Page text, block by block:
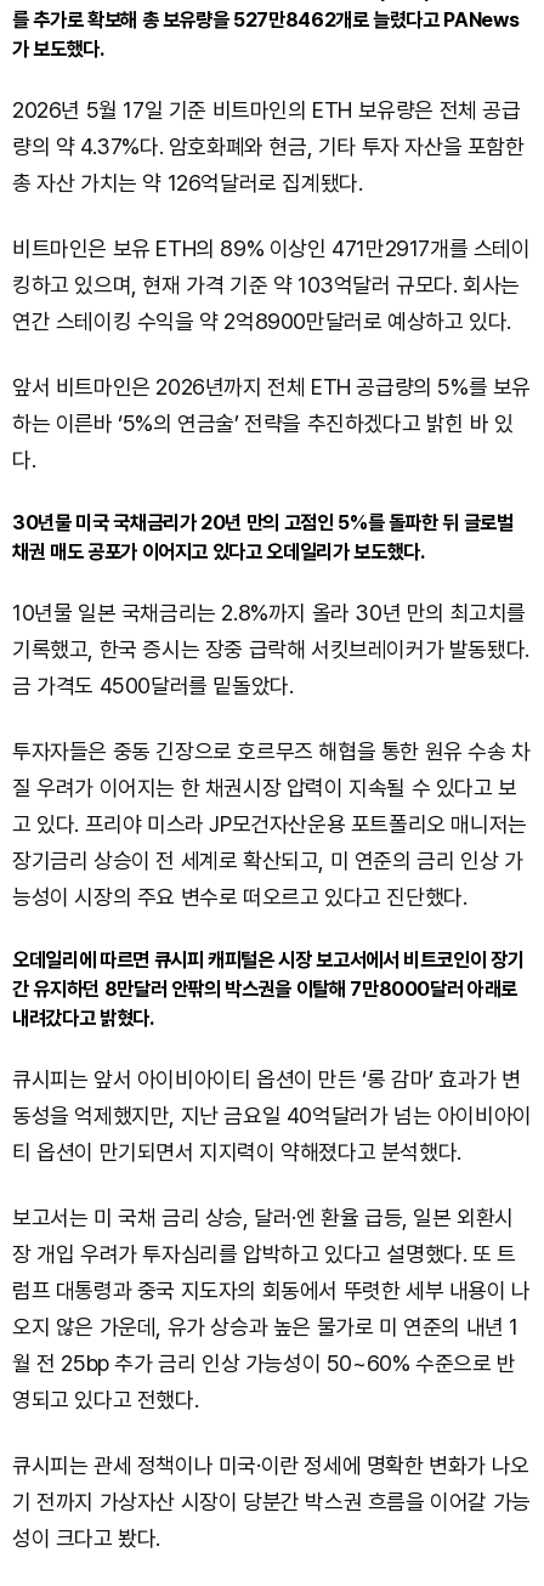
를 추가로 확보해 총 보유량을 527만8462개로 늘렸다고 PANews
가 보도했다.
2026년 5월 17일 기준 비트마인의 ETH 보유량은 전체 공급
량의 약 4.37%다. 암호화폐와 현금, 기타 투자 자산을 포함한
총 자산 가치는 약 126억달러로 집계됐다.
비트마인은 보유 ETH의 89% 이상인 471만2917개를 스테이
킹하고 있으며, 현재 가격 기준 약 103억달러 규모다. 회사는
연간 스테이킹 수익을 약 2억8900만달러로 예상하고 있다.
앞서 비트마인은 2026년까지 전체 ETH 공급량의 5%를 보유
하는 이른바 ‘5%의 연금술’ 전략을 추진하겠다고 밝힌 바 있
다.
30년물 미국 국채금리가 20년 만의 고점인 5%를 돌파한 뒤 글로벌
채권 매도 공포가 이어지고 있다고 오데일리가 보도했다.
10년물 일본 국채금리는 2.8%까지 올라 30년 만의 최고치를
기록했고, 한국 증시는 장중 급락해 서킷브레이커가 발동됐다.
금 가격도 4500달러를 밑돌았다.
투자자들은 중동 긴장으로 호르무즈 해협을 통한 원유 수송 차
질 우려가 이어지는 한 채권시장 압력이 지속될 수 있다고 보
고 있다. 프리야 미스라 JP모건자산운용 포트폴리오 매니저는
장기금리 상승이 전 세계로 확산되고, 미 연준의 금리 인상 가
능성이 시장의 주요 변수로 떠오르고 있다고 진단했다.
오데일리에 따르면 큐시피 캐피털은 시장 보고서에서 비트코인이 장기
간 유지하던 8만달러 안팎의 박스권을 이탈해 7만8000달러 아래로
내려갔다고 밝혔다.
큐시피는 앞서 아이비아이티 옵션이 만든 ‘롱 감마’ 효과가 변
동성을 억제했지만, 지난 금요일 40억달러가 넘는 아이비아이
티 옵션이 만기되면서 지지력이 약해졌다고 분석했다.
보고서는 미 국채 금리 상승, 달러·엔 환율 급등, 일본 외환시
장 개입 우려가 투자심리를 압박하고 있다고 설명했다. 또 트
럼프 대통령과 중국 지도자의 회동에서 뚜렷한 세부 내용이 나
오지 않은 가운데, 유가 상승과 높은 물가로 미 연준의 내년 1
월 전 25bp 추가 금리 인상 가능성이 50~60% 수준으로 반
영되고 있다고 전했다.
큐시피는 관세 정책이나 미국·이란 정세에 명확한 변화가 나오
기 전까지 가상자산 시장이 당분간 박스권 흐름을 이어갈 가능
성이 크다고 봤다.